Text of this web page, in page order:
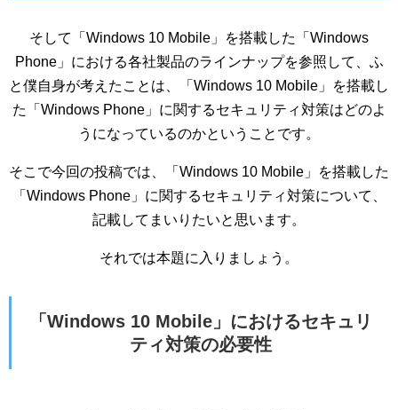
そして「Windows 10 Mobile」を搭載した「Windows
Phone」における各社製品のラインナップを参照して、ふ
と僕自身が考えたことは、「Windows 10 Mobile」を搭載し
た「Windows Phone」に関するセキュリティ対策はどのよ
うになっているのかということです。
そこで今回の投稿では、「Windows 10 Mobile」を搭載した
「Windows Phone」に関するセキュリティ対策について、
記載してまいりたいと思います。
それでは本題に入りましょう。
「Windows 10 Mobile」におけるセキュリ
ティ対策の必要性